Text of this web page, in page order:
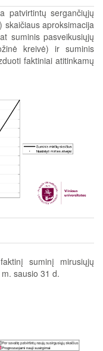
patvirtintų sergančiųjų
skaičiaus aproksimacija
suminis pasveikusiųjų
kreivė) ir suminis
faktiniai atitinkamų
suminį mirusiųjų
sausio 31 d.